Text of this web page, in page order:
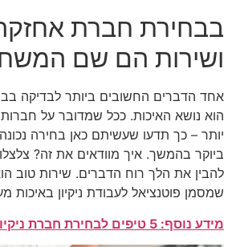
בבחירת חברת
ושירות הם שם
אחד הדברים החשובים ביותר לבדיקה
הוא נושא האיכות. ככל שמדובר על
יותר – כך תדעו שעשיתם כאן בחירה
ביוקר בהמשך. איך מוודאים את זה?
להבין את הלך רוח הדברים. שירות טוב
שמסמן פוטנציאל לעבודת ניקיון באיכות
מידע נוסף: 5 טיפים לבחירת חברת ניקיון מדהימה!